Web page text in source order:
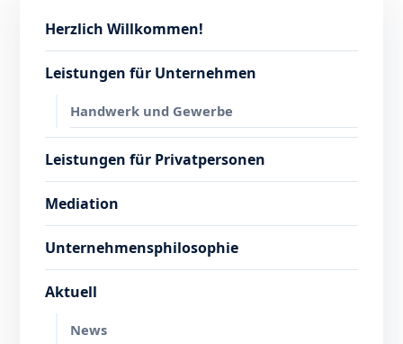
Herzlich Willkommen!
Leistungen für Unternehmen
Handwerk und Gewerbe
Leistungen für Privatpersonen
Mediation
Unternehmensphilosophie
Aktuell
News